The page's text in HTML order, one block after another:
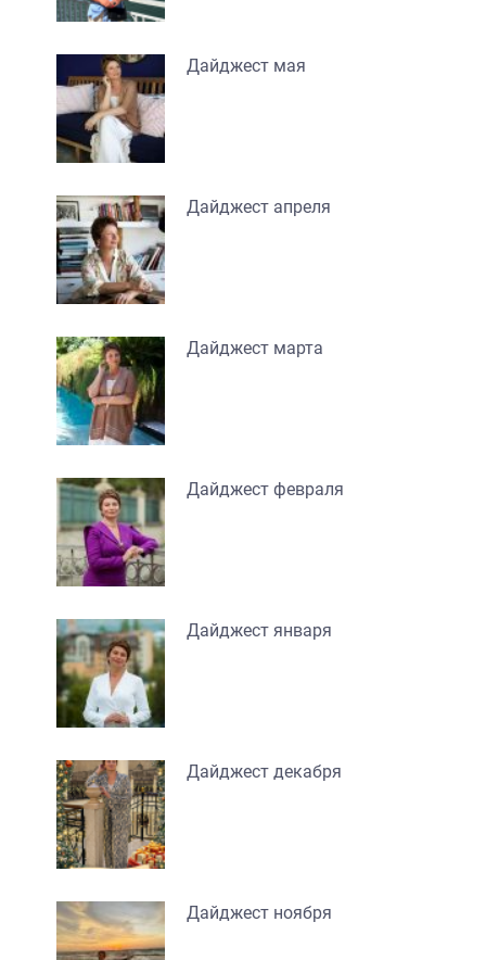
Дайджест мая
Дайджест апреля
Дайджест марта
Дайджест февраля
Дайджест января
Дайджест декабря
Дайджест ноября